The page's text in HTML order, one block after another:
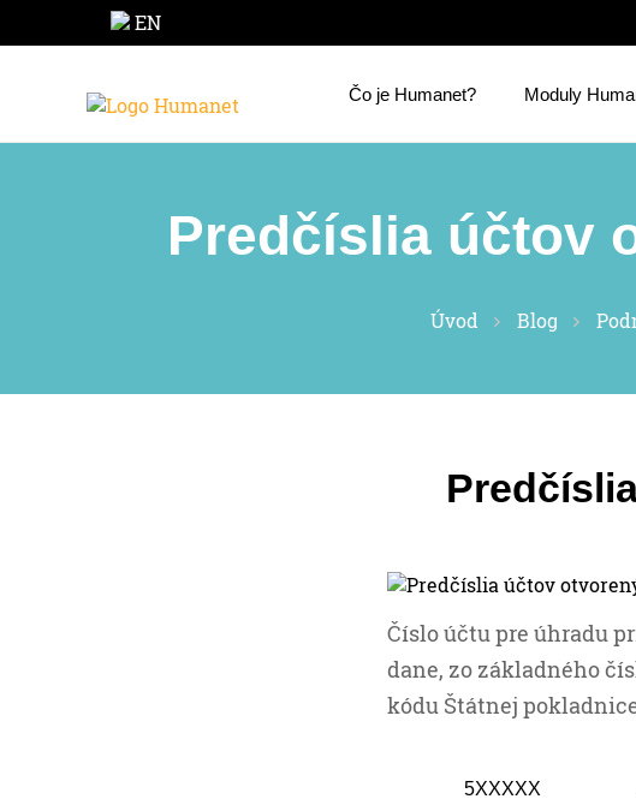
EN
Čo je Humanet? Moduly
Predčíslia účtov
Úvod Blog
Číslo účtu pre úhradu
dane, zo základného
kódu Štátnej
5XXXXX